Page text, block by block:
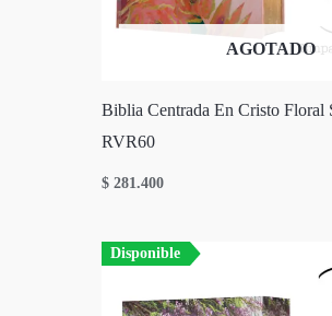
AGOTADO
Biblia Centrada En Cristo Floral
RVR60
$ 281.400
Disponible